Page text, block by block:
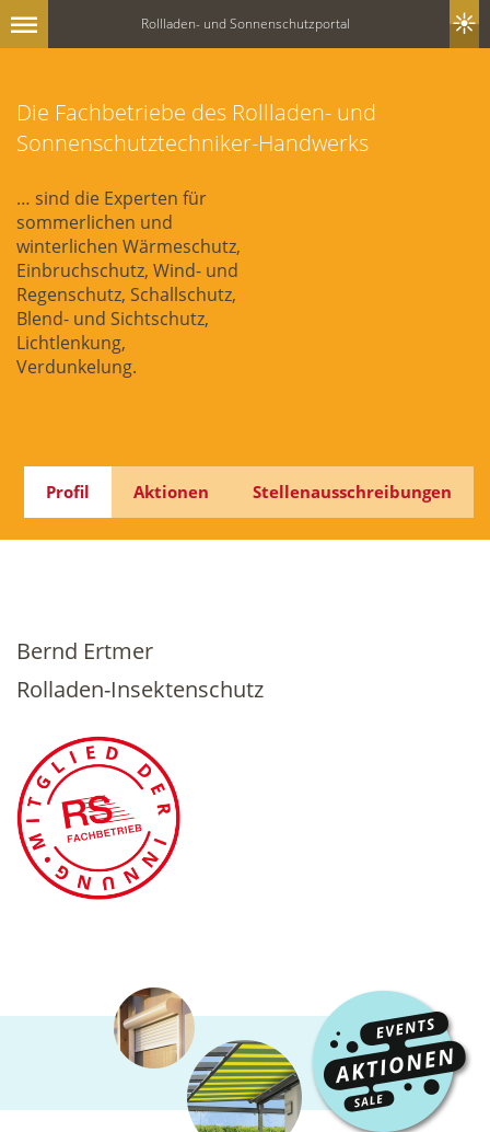
Rollladen- und Sonnenschutzportal
Die Fachbetriebe des Rollladen- und
Sonnenschutztechniker-Handwerks
… sind die Experten für
sommerlichen und
winterlichen Wärmeschutz,
Einbruchschutz, Wind- und
Regenschutz, Schallschutz,
Blend- und Sichtschutz,
Lichtlenkung,
Verdunkelung.
Profil Aktionen Stellenausschreibungen
Bernd Ertmer
Rolladen-Insektenschutz